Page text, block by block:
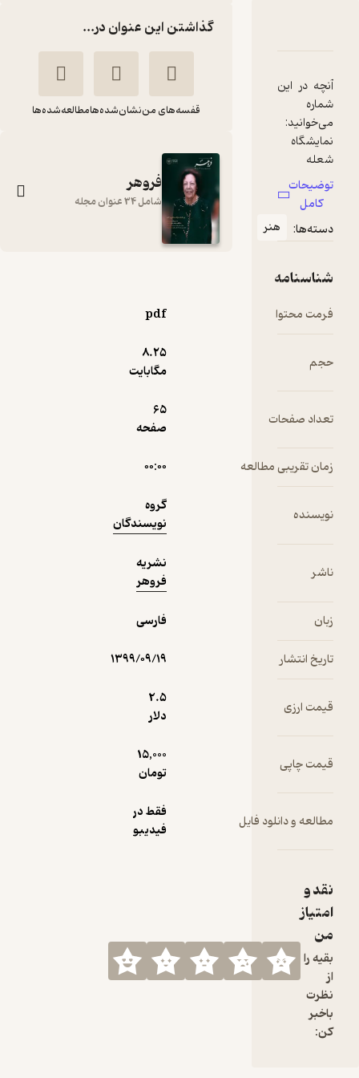
دربارۀ ماهنامه فروهر شماره 472
نقدها و امتیازها
آنچه در این
شماره
نمایشگاه
شعله
جاودان در
استوره‌های
ایرانی در
آیین زرتشت
توضیحات
کامل
دسته‌ها:
هنر
شناسنامه
فرمت محتوا pdf
حجم
8.۲۵
مگابایت
تعداد صفحات
صفحه
زمان تقریبی مطالعه ۰۰:۰۰
نویسنده
گروه
نویسندگان
ناشر
نشریه
فروهر
زبان فارسی
تاریخ انتشار ۱۳۹۹/۰۹/۱۹
قیمت ارزی
2.۵
دلار
قیمت چاپی
15,000
تومان
مطالعه و دانلود فایل
فقط در
فیدیبو
نقد و
امتیاز
من
بقیه را
نظرت
باخبر
کن:
گذاشتن این عنوان در...
قفسه‌های من نشان‌شده‌هامطالعه‌شده‌ها
فروهر
شامل 34 عنوان مجله
گروه نویسندگان
نشریه فروهر
منتظر امتیاز